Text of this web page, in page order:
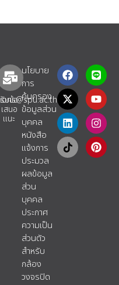
รับข้อ
เสนอ
แนะ​
นโยบาย
การ
คุ้มครอง
ข้อมูลส่วน
บุคคล
หนังสือ
แจ้งการ
ประมวล
ผลข้อมูล
ส่วน
บุคคล
ประกาศ
ความเป็น
ส่วนตัว
สำหรับ
กล้อง
วงจรปิด